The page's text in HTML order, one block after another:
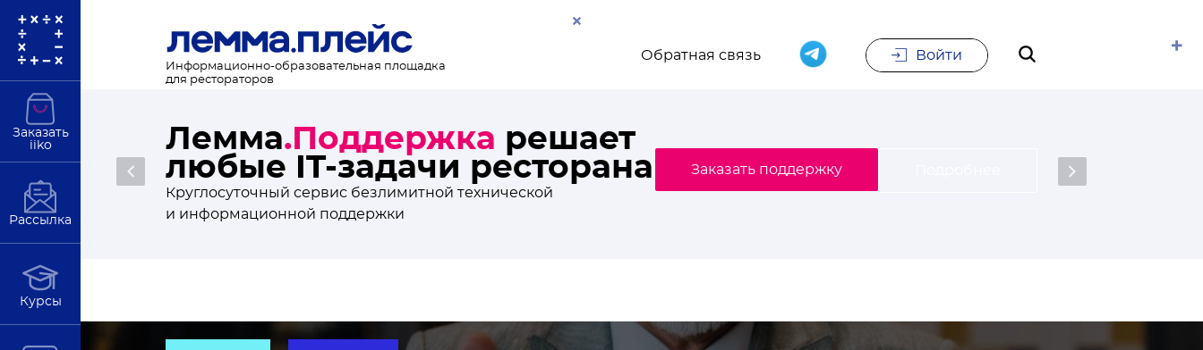
Заказать
iiko
Рассылка
Курсы
Информационно-образовательная площадка
для рестораторов
Обратная связь Войти
Подробнее
Новости ресторанного мира, свежие
статьи и анонсы мероприятий
В полезной рассылке от Лемма.Плейс. Подпишись!